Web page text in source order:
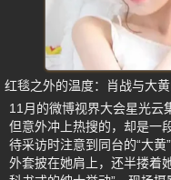
红毯之外的温度：肖战与大
11月的微博视界大会星光云
但意外冲上热搜的，却是一
待采访时注意到同台的“大
外套披在她肩上，还半搂着